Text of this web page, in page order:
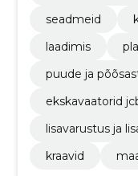
seadmeid
laadimis
puude ja
ekskavaatorid
lisavarustus ja
kraavid